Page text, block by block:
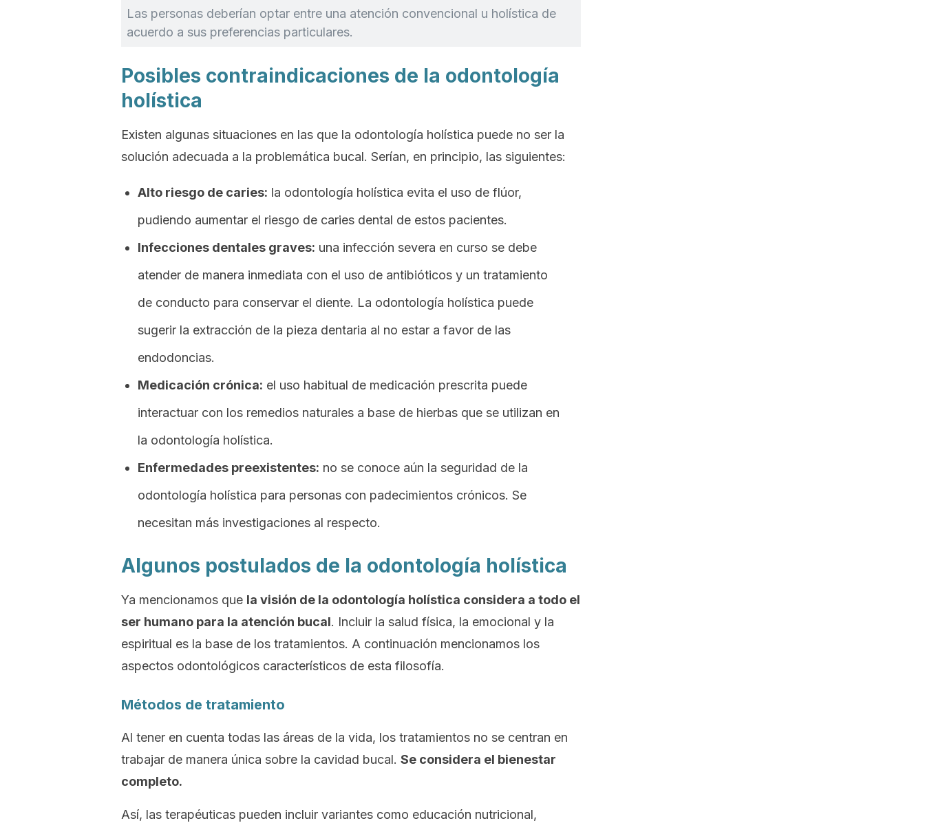
Las personas deberían optar entre una atención convencional u holística de
acuerdo a sus preferencias particulares.
Posibles contraindicaciones de la odontología
holística
Existen algunas situaciones en las que la odontología holística puede no ser la
solución adecuada a la problemática bucal. Serían, en principio, las siguientes:
Alto riesgo de caries: la odontología holística evita el uso de flúor,
pudiendo aumentar el riesgo de caries dental de estos pacientes.
Infecciones dentales graves: una infección severa en curso se debe
atender de manera inmediata con el uso de antibióticos y un tratamiento
de conducto para conservar el diente. La odontología holística puede
sugerir la extracción de la pieza dentaria al no estar a favor de las
endodoncias.
Medicación crónica: el uso habitual de medicación prescrita puede
interactuar con los remedios naturales a base de hierbas que se utilizan en
la odontología holística.
Enfermedades preexistentes: no se conoce aún la seguridad de la
odontología holística para personas con padecimientos crónicos. Se
necesitan más investigaciones al respecto.
Algunos postulados de la odontología holística
Ya mencionamos que la visión de la odontología holística considera a todo el
ser humano para la atención bucal. Incluir la salud física, la emocional y la
espiritual es la base de los tratamientos. A continuación mencionamos los
aspectos odontológicos característicos de esta filosofía.
Métodos de tratamiento
Al tener en cuenta todas las áreas de la vida, los tratamientos no se centran en
trabajar de manera única sobre la cavidad bucal. Se considera el bienestar
completo.
Así, las terapéuticas pueden incluir variantes como educación nutricional,